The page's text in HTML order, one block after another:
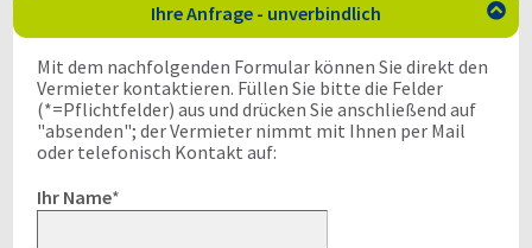
Ihre Anfrage - unverbindlich 
Mit dem nachfolgenden Formular können Sie direkt den
Vermieter kontaktieren. Füllen Sie bitte die Felder
(*=Pflichtfelder) aus und drücken Sie anschließend auf
"absenden"; der Vermieter nimmt mit Ihnen per Mail
oder telefonisch Kontakt auf:
Ihr Name*